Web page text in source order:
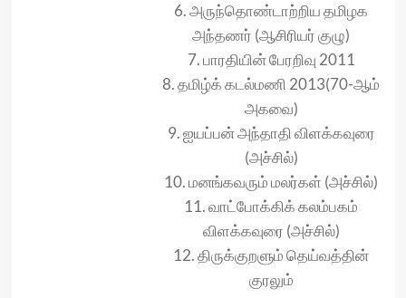
6. அருந்தொண்டாற்றிய தமிழக
அந்தணர் (ஆசிரியர் குழு)
7. பாரதியின் பேரறிவு 2011
8. தமிழ்க் கடல்மணி 2013(70-ஆம்
அகவை)
9. ஐயப்பன் அந்தாதி விளக்கவுரை
(அச்சில்)
10. மனங்கவரும் மலர்கள் (அச்சில்)
11. வாட்போக்கிக் கலம்பகம்
விளக்கவுரை (அச்சில்)
12. திருக்குறளும் தெய்வத்தின்
குரலும்